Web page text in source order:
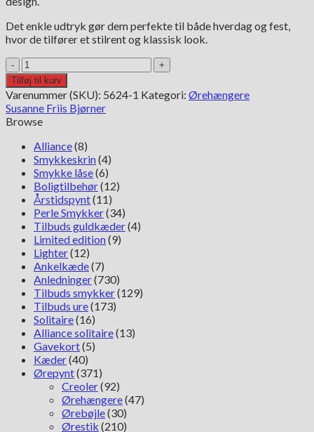
Det enkle udtryk gør dem perfekte til både hverdag og fest,
hvor de tilfører et stilrent og klassisk look.
Susanne
Friis
Bjørner
ørehænger
5624-
1
antal
Tilføj til kurv
Varenummer (SKU): 5624-1 Kategori: Ørehængere
Susanne Friis Bjørner
Browse
Alliance(8)
Smykkeskrin(4)
Smykke låse(6)
Boligtilbehør(12)
Årstidspynt(11)
Perle Smykker(34)
Tilbuds guldkæder(4)
Limited edition(9)
Lighter(12)
Ankelkæde(7)
Anledninger(730)
Tilbuds smykker(129)
Tilbuds ure(173)
Solitaire(16)
Alliance solitaire(13)
Gavekort(5)
Kæder(40)
Ørepynt(371)
Creoler(92)
Ørehængere(47)
Ørebøjle(30)
Ørestik (210)